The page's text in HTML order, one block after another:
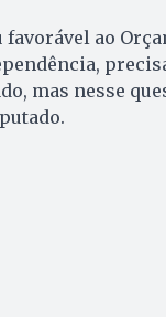
favorável ao
mas nesse